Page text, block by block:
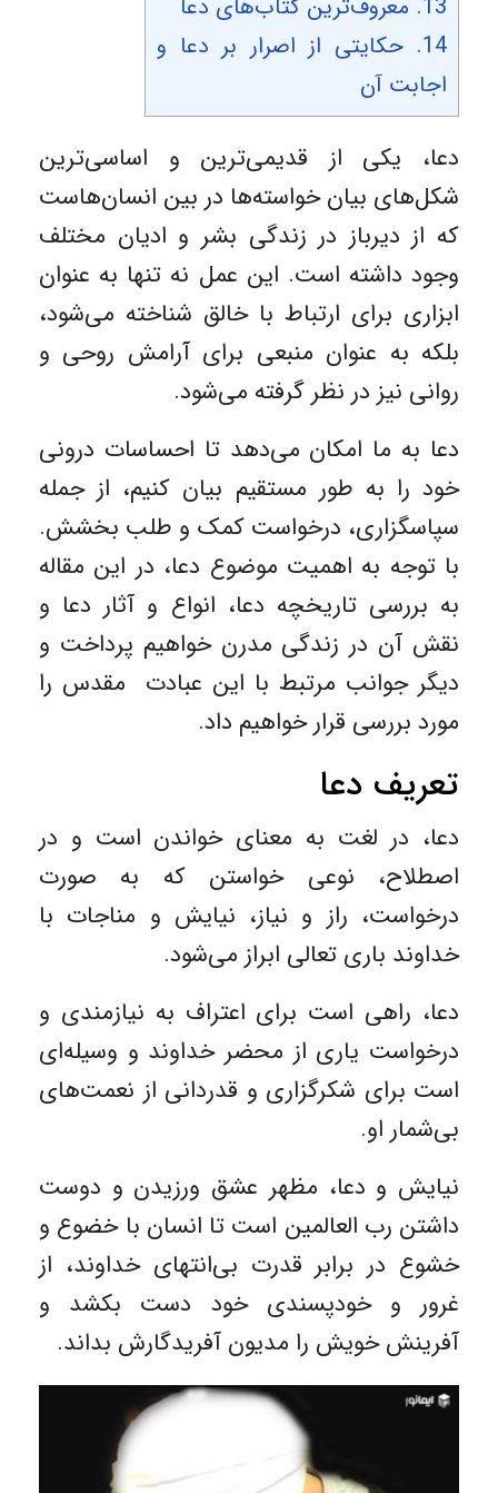
13. معروف‌ترین کتاب‌های دعا
14. حکایتی از اصرار بر دعا و
اجابت آن
دعا، یکی از قدیمی‌ترین و اساسی‌ترین
شکل‌های بیان خواسته‌ها در بین انسان‌هاست
که از دیرباز در زندگی بشر و ادیان مختلف
وجود داشته است. این عمل نه تنها به ‌عنوان
ابزاری برای ارتباط با خالق شناخته می‌شود،
بلکه به عنوان منبعی برای آرامش روحی و
روانی نیز در نظر گرفته می‌شود.
دعا به ما امکان می‌دهد تا احساسات درونی
خود را به ‌طور مستقیم بیان کنیم، از جمله
سپاسگزاری، درخواست کمک و طلب بخشش.
با توجه به اهمیت موضوع دعا، در این مقاله
به بررسی تاریخچه دعا، انواع و آثار دعا و
نقش آن در زندگی مدرن خواهیم پرداخت و
دیگر جوانب مرتبط با این عبادت مقدس را
مورد بررسی قرار خواهیم داد.
تعریف دعا
دعا، در لغت به معنای خواندن است و در
اصطلاح، نوعی خواستن که به صورت
درخواست، راز و نیاز، نیایش و مناجات با
خداوند باری تعالی ابراز می‌شود.
دعا، راهی است برای اعتراف به نیازمندی و
درخواست یاری از محضر خداوند و وسیله‌ای
است برای شکرگزاری و قدردانی از نعمت‌های
بی‌شمار او.
نیایش و دعا، مظهر عشق ورزیدن و دوست
داشتن رب العالمین است تا انسان با خضوع و
خشوع در برابر قدرت بی‌‌انتهای خداوند، از
غرور و خودپسندی خود دست بکشد و
آفرینش خویش را مدیون آفریدگارش بداند.